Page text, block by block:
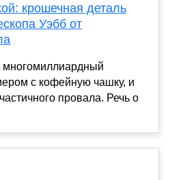
крошечная деталь
Уэбб от
с кофейную чашку, и
провала. Речь о